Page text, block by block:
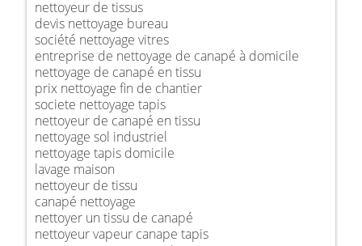
nettoyeur de tissus
devis nettoyage bureau
société nettoyage vitres
entreprise de nettoyage de canapé à domicile
nettoyage de canapé en tissu
prix nettoyage fin de chantier
societe nettoyage tapis
nettoyeur de canapé en tissu
nettoyage sol industriel
nettoyage tapis domicile
lavage maison
nettoyeur de tissu
canapé nettoyage
nettoyer un tissu de canapé
nettoyeur vapeur canape tapis